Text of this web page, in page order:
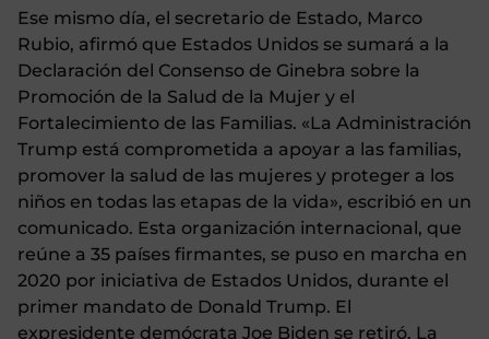
Ese mismo día, el secretario de Estado, Marco
Rubio, afirmó que Estados Unidos se sumará a la
Declaración del Consenso de Ginebra sobre la
Promoción de la Salud de la Mujer y el
Fortalecimiento de las Familias. «La Administración
Trump está comprometida a apoyar a las familias,
promover la salud de las mujeres y proteger a los
niños en todas las etapas de la vida», escribió en un
comunicado. Esta organización internacional, que
reúne a 35 países firmantes, se puso en marcha en
2020 por iniciativa de Estados Unidos, durante el
primer mandato de Donald Trump. El
expresidente demócrata Joe Biden se retiró. La